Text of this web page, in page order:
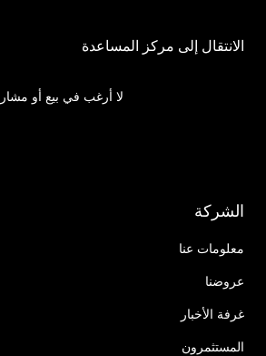
الانتقال إلى مركز المساعدة
لا أرغب في بيع أو
الشركة
معلومات عنا
عروضنا
غرفة الأخبار
المستثمرون